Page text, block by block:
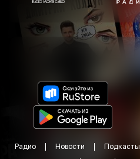
Радио Новости Подкасты